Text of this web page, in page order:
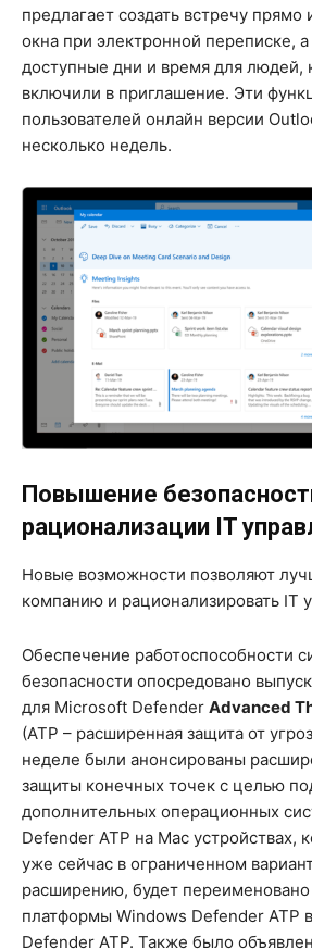
предлагает создать встречу прямо
окна при электронной переписке,
доступные дни и время для людей,
включили в приглашение. Эти
пользователей онлайн версии
несколько недель.
Повышение
рационализации IT
Новые возможности позволяют
компанию и рационализировать IT
Обеспечение работоспособности
безопасности опосредовано
для Microsoft Defender Advanced
(ATP – расширенная защита от
неделе были анонсированы
защиты конечных точек с целью
дополнительных операционных
Defender ATP на Mac устройствах,
уже сейчас в ограниченном
расширению, будет переименовано
платформы Windows Defender ATP
Defender ATP. Также было